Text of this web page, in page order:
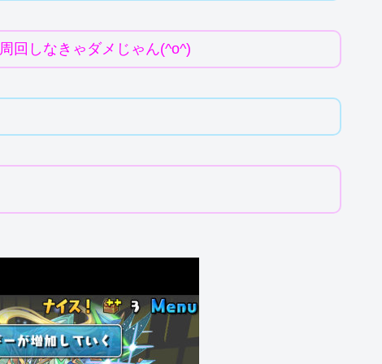
回しなきゃダメじゃん(^o^)